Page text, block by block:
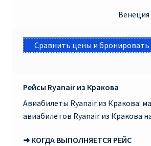
Сравнить цены и
Рейсы Ryanair из Кракова
Авиабилеты Ryanair из Кракова:
авиабилетов Ryanair из Кракова
➜ КОГДА ВЫПОЛНЯЕТСЯ РЕЙС